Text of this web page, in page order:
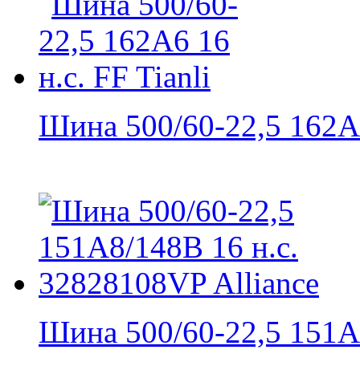
Шина 500/60-22,5
Шина 500/60-22,5